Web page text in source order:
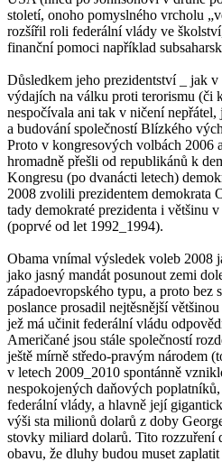
století, onoho pomyslného vrcholu
rozšířil roli federální vlády ve
finanční pomoci například
Důsledkem jeho prezidentství _ jak
výdajích na válku proti terorismu (či
nespočívala ani tak v ničení
a budování společností Blízkého
Proto v kongresových volbách 2006
hromadně přešli od republikánů k
Kongresu (po dvanácti letech)
2008 zvolili prezidentem demokrata
tady demokraté prezidenta i většinu
(poprvé od let 1992_1994).
Obama vnímal výsledek voleb 2008
jako jasný mandát posunout zemi
západoevropského typu, a proto bez
poslance prosadil nejtěsnější
jež má učinit federální vládu
Američané jsou stále společností
ještě mírně středo-pravým národem
v letech 2009_2010 spontánně
nespokojených daňových
federální vlády, a hlavně její
výši sta milionů dolarů z doby
stovky miliard dolarů. Tito rozzuření
obavu, že dluhy budou muset